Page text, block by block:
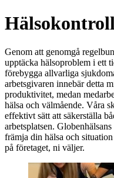
Hälsokontroll
Genom att genomgå
upptäcka hälsoproblem i ett
förebygga allvarliga
arbetsgivaren innebär detta
produktivitet, medan
hälsa och välmående. Våra
effektivt sätt att säkerställa
arbetsplatsen.
främja din hälsa och
på företaget, ni väljer.